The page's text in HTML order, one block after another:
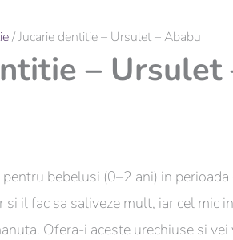
/ Jucarie dentitie – Ursulet – Ababu
– Ursulet
bebelusi (0–2 ani) in perioada
si il fac sa saliveze mult, iar cel mic
Ofera-i aceste urechiuse si vei